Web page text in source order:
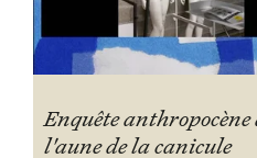
Enquête anthropocène
l'aune de la canicule